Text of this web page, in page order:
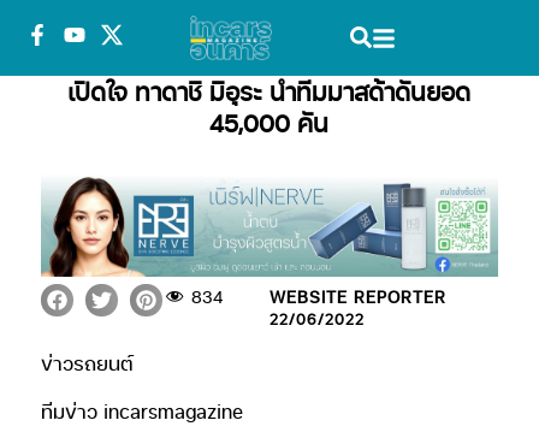
เปิดใจ ทาดาชิ มิอุระ นำทีมมาสด้าดันยอด
45,000 คัน
WEBSITE REPORTER
22/06/2022
834
ข่าวรถยนต์
ทีมข่าว incarsmagazine